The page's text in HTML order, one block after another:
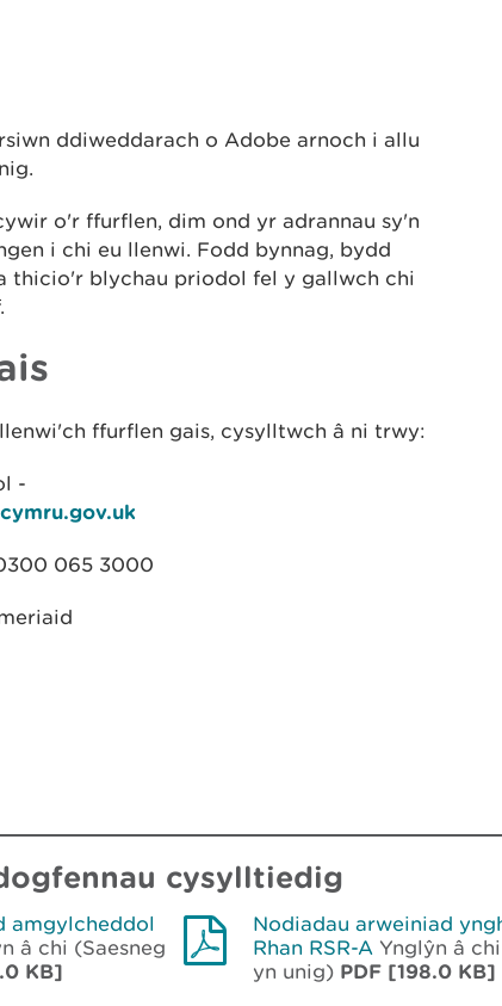
ddiweddarach o Adobe arnoch i allu
o'r ffurflen, dim ond yr adrannau sy'n
i chi eu llenwi. Fodd bynnag, bydd
thicio'r blychau priodol fel y gallwch chi
ffurflen gais, cysylltwch â ni trwy:
-
065 3000
cysylltiedig
amgylcheddol
â chi (Saesneg
KB]
Nodiadau arweiniad
Rhan RSR-A Ynglŷn â
yn unig) PDF [198.0 KB]